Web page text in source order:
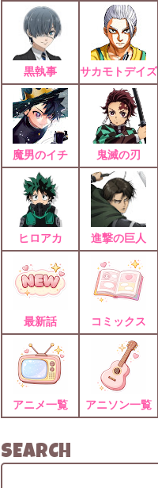
黒執事 サカモトデイズ
魔男のイチ 鬼滅の刃
ヒロアカ 進撃の巨人
最新話 コミックス
アニメ一覧 アニソン一覧
SEARCH